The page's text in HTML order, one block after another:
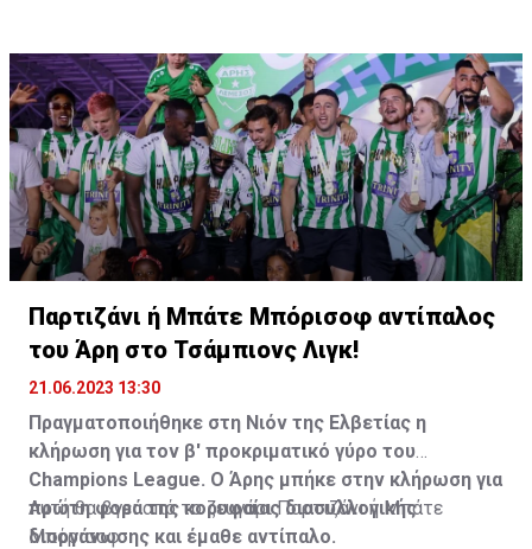
Παρτιζάνι ή Μπάτε Μπόρισοφ αντίπαλος
του Άρη στο Τσάμπιονς Λιγκ!
21.06.2023 13:30
Πραγματοποιήθηκε στη Νιόν της Ελβετίας η
κλήρωση για τον β' προκριματικό γύρο του
Champions League. Ο Άρης μπήκε στην κλήρωση για
πρώτη φορά της κορυφαίας διασυλλογικής
διοργάνωσης και έμαθε αντίπαλο.
Αυτή θα βγει από το ζευγάρι Παρτιζάνι ή Μπάτε
Μπόρισοφ.